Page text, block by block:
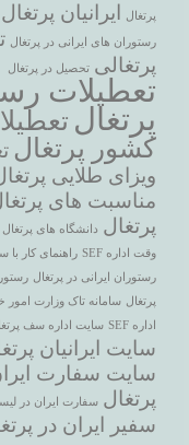
پرتغال ایرانیان پرتغال
رستوران های ایرانی در پرتغال
پرتغالی تحصیل در پرتغال
تعطیلات
پرتغال
کشور پرتغال
ویزای طلایی
مناسبت های
پرتغال دانشگاه های پرتغال
وقت اداره SEF
راهنمای کار با
رستوران ایرانی در پرتغال
پرتغال سامانه تاک وزارت امور
اداره SEF
سایت اداره سف
سایت ایرانیان
سایت سفارت
پرتغال سفارت ایران در
سفیر ایران در